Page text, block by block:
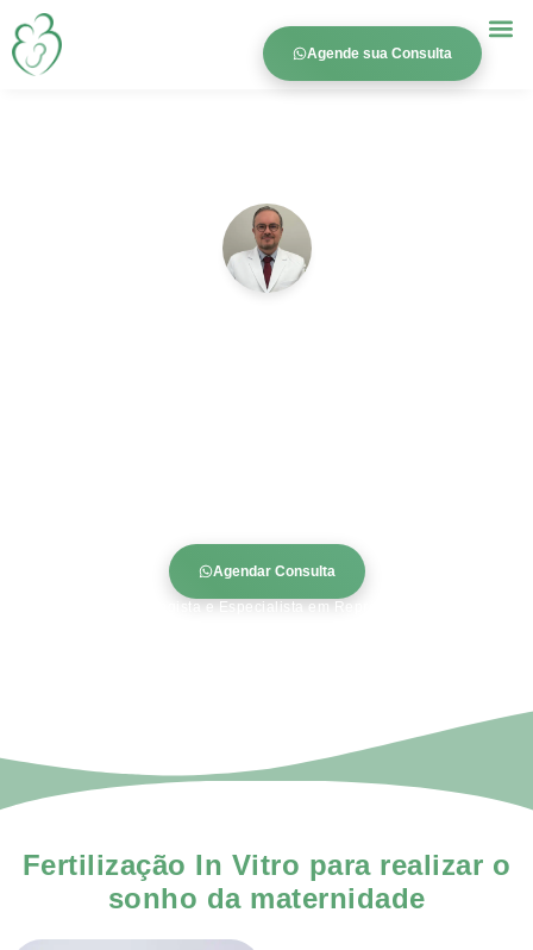
Agende sua Consulta
Agendar Consulta
Médico Ginecologista e Especialista em Reprodução Humana
Fertilização In Vitro para realizar o
sonho da maternidade